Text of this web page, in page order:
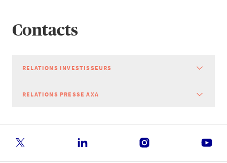
Contacts
RELATIONS INVESTISSEURS
RELATIONS PRESSE AXA